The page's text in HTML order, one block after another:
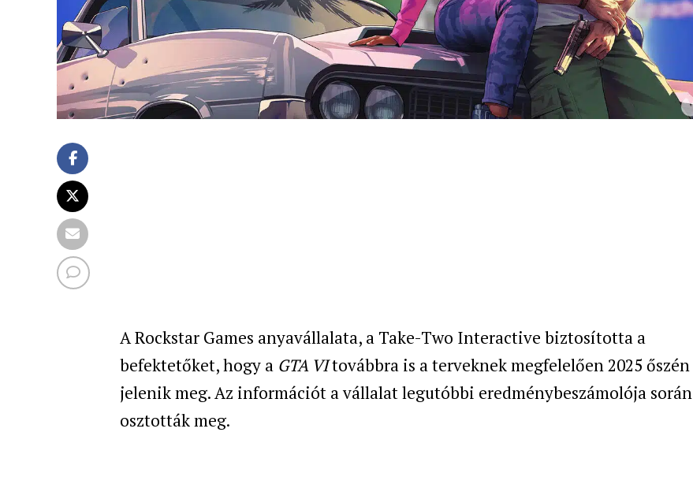
A Rockstar Games anyavállalata, a Take-Two Interactive biztosította a
befektetőket, hogy a GTA VItovábbra is a terveknek megfelelően 2025 őszén
jelenik meg. Az információt a vállalat legutóbbi eredménybeszámolója során
osztották meg.